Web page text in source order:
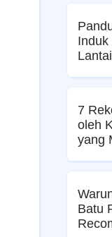
Induk
7
oleh
yang
Batu